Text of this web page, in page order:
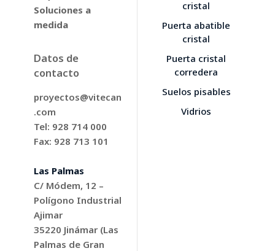
Soluciones a
medida
Datos de
contacto
proyectos@vitecan
.com
Tel: 928 714 000
Fax: 928 713 101
Las Palmas
C/ Módem, 12 –
Polígono Industrial
Ajimar
35220 Jinámar (Las
Palmas de Gran
cristal
Puerta abatible
cristal
Puerta cristal
corredera
Suelos pisables
Vidrios